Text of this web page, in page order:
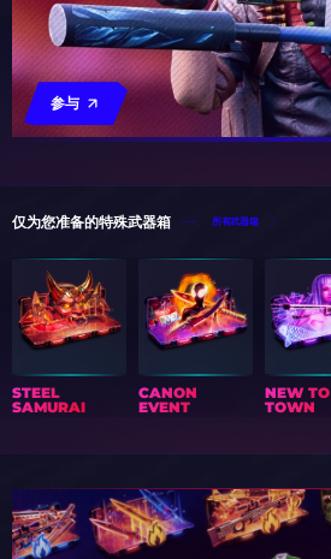
参与
仅为您准备的特殊武器箱 所有武器箱
STEEL
SAMURAI
CANON
EVENT
NEW TO
TOWN